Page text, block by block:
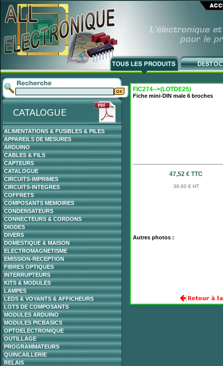
ALIMENTATIONS & FUSIBLES & PILES
APPAREILS DE MESURES
ARDUINO
CABLES & FILS
CAPTEURS
CATALOGUE
CIRCUITS-IMPRIMES
CIRCUITS-INTEGRES
COFFRETS
COMPOSANTS MEMOIRES
CONDENSATEURS
CONNECTEURS & CORDONS
DIODES
DIVERS
DOMESTIQUE & MAISON
ELECTROMAGNETISME
EMISSION-RECEPTION
FIBRES OPTIQUES
INTERRUPTEURS
KITS & MODULES
LAMPES
LEDS & VOYANTS & AFFICHEURS
LOTS DE COMPOSANTS
MODULES ARDUINO
MODULES PICBASICS
OPTOELECTRONIQUE
OUTILLAGE
PROGRAMMATEURS
QUINCAILLERIE
RELAIS
FIC274-->(LOTDE25)
Fiche mini-DIN male 6 broches
47,52 € TTC
39,60 € HT
Autres photos :